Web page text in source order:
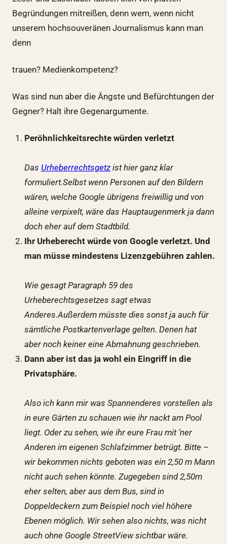
Begründungen mitreißen, denn wem, wenn nicht
unserem hochsouveränen Journalismus kann man
denn
trauen? Medienkompetenz?
Was sind nun aber die Ängste und Befürchtungen der
Gegner? Halt ihre Gegenargumente.
Peröhnlichkeitsrechte würden verletzt
Das Urheberrechtsgetzist hier ganz klar
formuliert.Selbst wenn Personen auf den Bildern
wären, welche Google übrigens freiwillig und von
alleine verpixelt, wäre das Hauptaugenmerk ja dann
doch eher auf dem Stadtbild.
Ihr Urheberecht würde von Google verletzt. Und
man müsse mindestens Lizenzgebühren zahlen.
Wie gesagt Paragraph 59 des
Urheberechtsgesetzes sagt etwas
Anderes.Außerdem müsste dies sonst ja auch für
sämtliche Postkartenverlage gelten. Denen hat
aber noch keiner eine Abmahnung geschrieben.
Dann aber ist das ja wohl ein Eingriff in die
Privatsphäre.
Also ich kann mir was Spannenderes vorstellen als
in eure Gärten zu schauen wie ihr nackt am Pool
liegt. Oder zu sehen, wie ihr eure Frau mit ‘ner
Anderen im eigenen Schlafzimmer betrügt. Bitte –
wir bekommen nichts geboten was ein 2,50 m Mann
nicht auch sehen könnte. Zugegeben sind 2,50m
eher selten, aber aus dem Bus, sind in
Doppeldeckern zum Beispiel noch viel höhere
Ebenen möglich. Wir sehen also nichts, was nicht
auch ohne Google StreetView sichtbar wäre.